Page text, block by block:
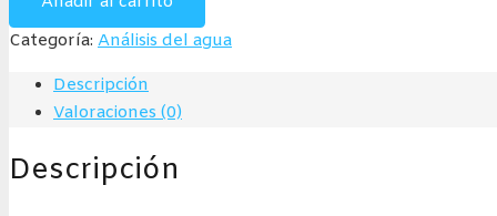
+
(OTO/PHENOL)
cantidad
Categoría: Análisis del agua
Descripción
Valoraciones (0)
Descripción